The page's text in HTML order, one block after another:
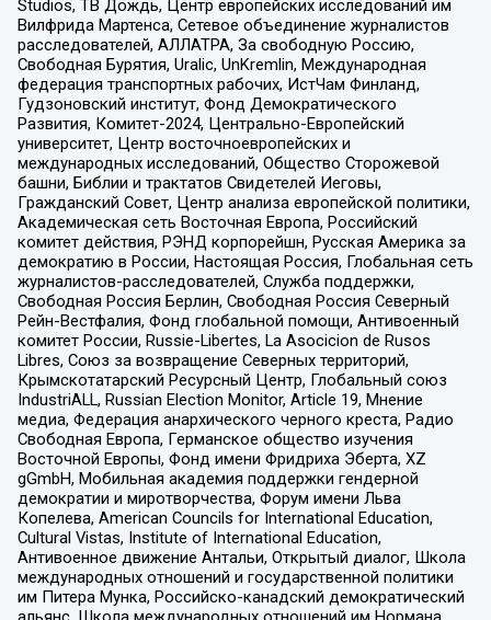
Studios, ТВ Дождь, Центр европейских исследований им
Вилфрида Мартенса, Сетевое объединение журналистов
расследователей, АЛЛАТРА, За свободную Россию,
Свободная Бурятия, Uralic, UnKremlin, Международная
федерация транспортных рабочих, ИстЧам Финланд,
Гудзоновский институт, Фонд Демократического
Развития, Комитет-2024, Центрально-Европейский
университет, Центр восточноевропейских и
международных исследований, Общество Сторожевой
башни, Библии и трактатов Свидетелей Иеговы,
Гражданский Совет, Центр анализа европейской политики,
Академическая сеть Восточная Европа, Российский
комитет действия, РЭНД корпорейшн, Русская Америка за
демократию в России, Настоящая Россия, Глобальная сеть
журналистов-расследователей, Служба поддержки,
Свободная Россия Берлин, Свободная Россия Северный
Рейн-Вестфалия, Фонд глобальной помощи, Антивоенный
комитет России, Russie-Libertes, La Asocicion de Rusos
Libres, Союз за возвращение Северных территорий,
Крымскотатарский Ресурсный Центр, Глобальный союз
IndustriALL, Russian Election Monitor, Article 19, Мнение
медиа, Федерация анархического черного креста, Радио
Свободная Европа, Германское общество изучения
Восточной Европы, Фонд имени Фридриха Эберта, XZ
gGmbH, Мобильная академия поддержки гендерной
демократии и миротворчества, Форум имени Льва
Копелева, American Councils for International Education,
Cultural Vistas, Institute of International Education,
Антивоенное движение Антальи, Открытый диалог, Школа
международных отношений и государственной политики
им Питера Мунка, Российско-канадский демократический